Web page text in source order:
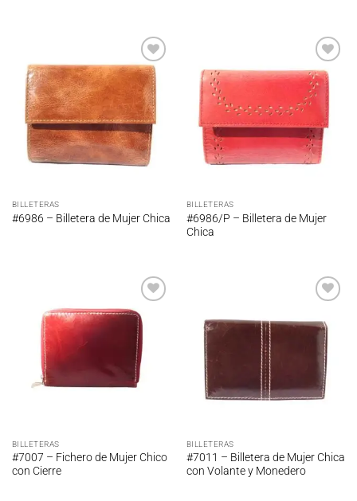
Añadir
a la
lista de
deseos
BILLETERAS
#6986 – Billetera de Mujer Chica
Añadir
a la
lista de
deseos
BILLETERAS
#6986/P – Billetera de Mujer
Chica
Añadir
a la
lista de
deseos
BILLETERAS
#7007 – Fichero de Mujer Chico
con Cierre
a la
lista de
deseos
BILLETERAS
#7011 – Billetera de Mujer Chica
con Volante y Monedero